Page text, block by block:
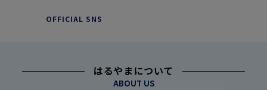
OFFICIAL SNS
はるやまについて
ABOUT US